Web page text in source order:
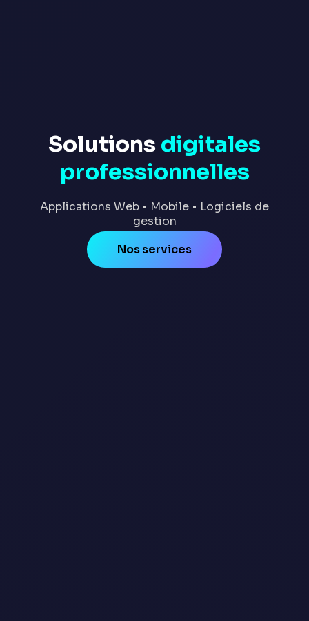
Solutions digitales
professionnelles
Applications Web • Mobile • Logiciels de
gestion
Nos services